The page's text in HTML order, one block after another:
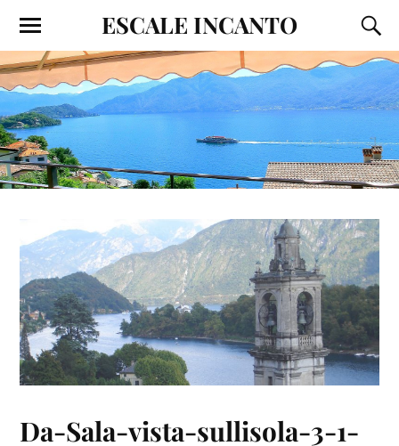
ESCALE INCANTO
Da-Sala-vista-sullisola-3-1-